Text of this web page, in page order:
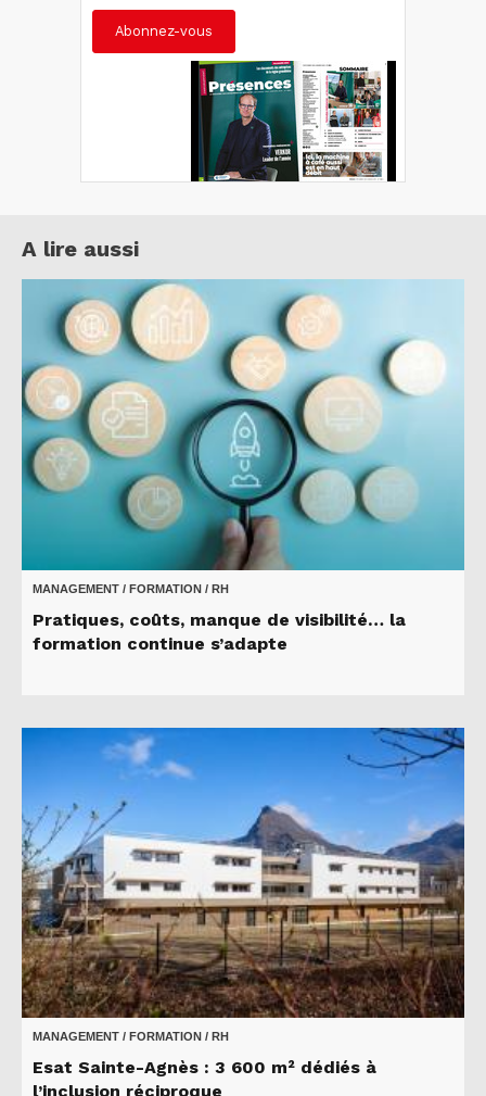
Abonnez-vous
A lire aussi
MANAGEMENT / FORMATION / RH
Pratiques, coûts, manque de visibilité… la
formation continue s’adapte
MANAGEMENT / FORMATION / RH
Esat Sainte-Agnès : 3 600 m² dédiés à
l’inclusion réciproque